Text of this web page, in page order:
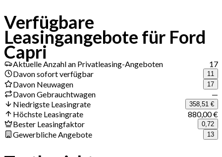
Verfügbare
Leasingangebote für Ford
Capri
Aktuelle Anzahl an Privatleasing-Angeboten
17
Davon sofort verfügbar
11
Davon Neuwagen 17
Davon Gebrauchtwagen
—
Niedrigste Leasingrate
358,51 €
Höchste Leasingrate
880,00 €
Bester Leasingfaktor
0,72
Gewerbliche Angebote 13